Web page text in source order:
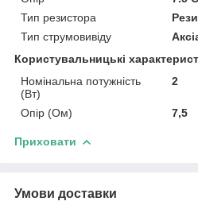
Тип резистора
Тип струмовивіду
Користувальницькі
Номінальна потужність
(Вт)
2
Опір (Ом) 7,5
Приховати
Умови доставки